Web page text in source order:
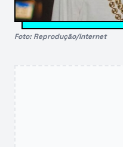
Foto: Reprodução/Internet